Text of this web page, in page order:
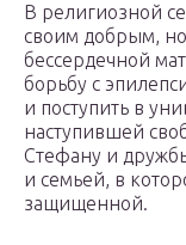
В религиозной
своим добрым,
бессердечной
борьбу с
и поступить в
наступившей
Стефану и
и семьей, в
защищенной.